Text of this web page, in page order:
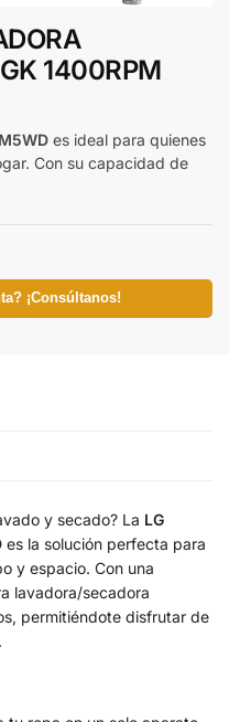
1400RPM
es ideal para quienes
Con su capacidad de
¡Consúltanos!
y secado? La LG
es la solución perfecta para
y espacio. Con una
lavadora/secadora
permitiéndote disfrutar de